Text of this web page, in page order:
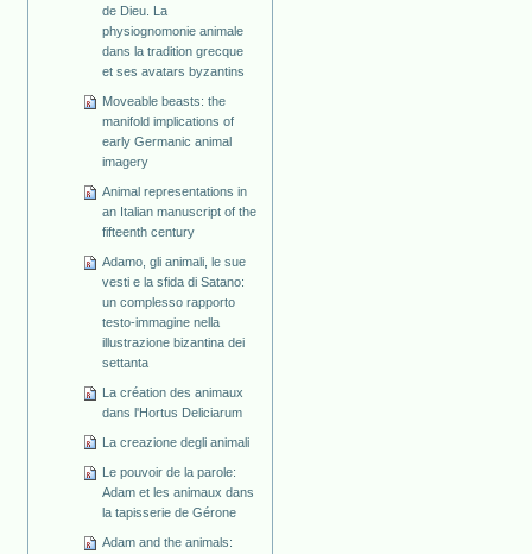
de Dieu. La
physiognomonie animale
dans la tradition grecque
et ses avatars byzantins
Moveable beasts: the
manifold implications of
early Germanic animal
imagery
Animal representations in
an Italian manuscript of the
fifteenth century
Adamo, gli animali, le sue
vesti e la sfida di Satano:
un complesso rapporto
testo-immagine nella
illustrazione bizantina dei
settanta
La création des animaux
dans l'Hortus Deliciarum
La creazione degli animali
Le pouvoir de la parole:
Adam et les animaux dans
la tapisserie de Gérone
Adam and the animals: